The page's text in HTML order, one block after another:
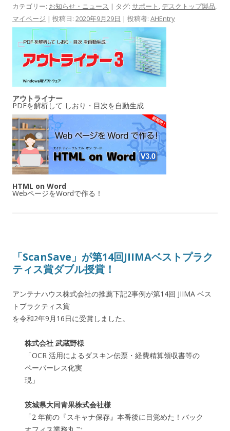
カテゴリー: お知らせ・ニュース | タグ: サポート , デスクトップ製品,
マイページ | 投稿日: 2020年9月29日 | 投稿者: AHEntry
アウトライナー
PDFを解析して しおり・目次を自動生成
HTML on Word
WebページをWordで作る！
「ScanSave」が第14回JIIMAベストプラク
ティス賞ダブル授賞！
アンテナハウス株式会社の推薦下記2事例が第14回 JIIMA ベス
トプラクティス賞
を令和2年9月16日に受賞しました。
株式会社 武蔵野様
「OCR 活用によるダスキン伝票・経費精算領収書等の
ペーパーレス化実
現」
茨城県大同青果株式会社様
「2 年前の『スキャナ保存』本番後に目覚めた！バック
オフィス業務丸ご